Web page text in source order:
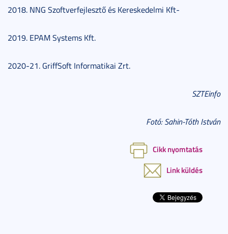
2018. NNG Szoftverfejlesztő és Kereskedelmi Kft-
2019. EPAM Systems Kft.
2020-21. GriffSoft Informatikai Zrt.
SZTEinfo
Fotó: Sahin-Tóth István
Cikk nyomtatás
Link küldés